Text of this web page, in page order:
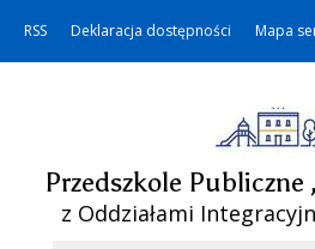
RSS Deklaracja dostępności Mapa
Przedszkole Publiczne
z Oddziałami